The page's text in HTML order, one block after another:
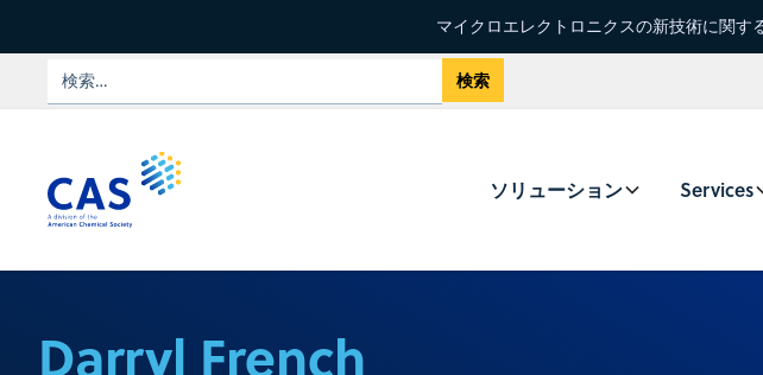
マイクロエレクトロニクスの新技術に関す
ソリューション Services
Darryl French